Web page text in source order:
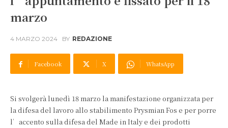
marzo
4 MARZO 2024 BY REDAZIONE
Facebook X WhatsApp
Si svolgerà lunedì 18 marzo la manifestazione organizzata per
la difesa del lavoro allo stabilimento Prysmian Fos e per porre
l’accento sulla difesa del Made in Italy e dei prodotti